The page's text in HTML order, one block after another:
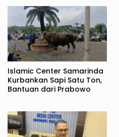
Islamic Center Samarinda
Kurbankan Sapi Satu Ton,
Bantuan dari Prabowo